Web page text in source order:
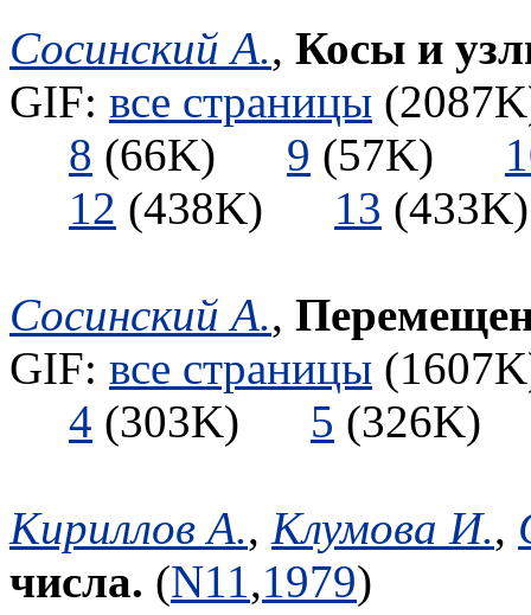
Сосинский А., Косы и
GIF: все страницы
8 (66K) 9 (57K)
12 (438K) 13
Сосинский А.,
GIF: все страницы
4 (303K) 5
Кириллов А., Клумова И.,
числа. (N11,1979)